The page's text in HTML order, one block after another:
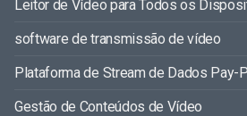
Leitor de Vídeo para Todos os
software de transmissão de vídeo
Plataforma de Stream de Dados Pay-
Gestão de Conteúdos de Vídeo